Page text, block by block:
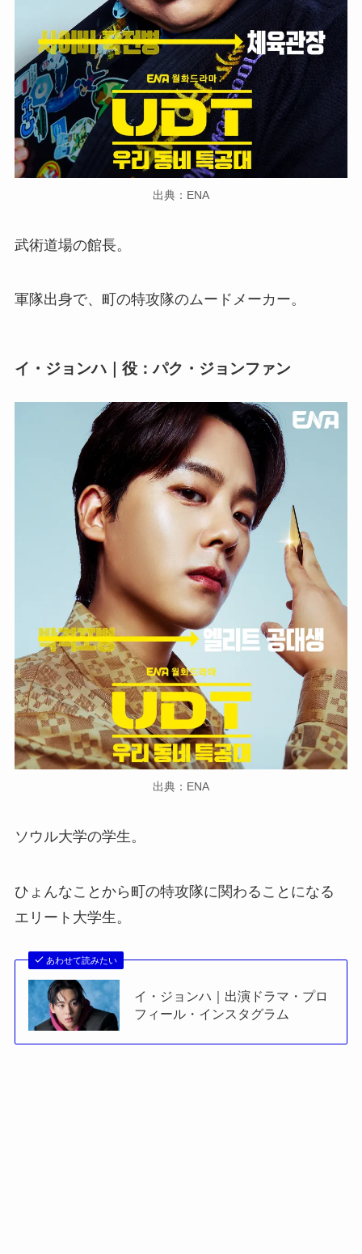
出典：ENA
武術道場の館長。
軍隊出身で、町の特攻隊のムードメーカー。
イ・ジョンハ｜役：パク・ジョンファン
出典：ENA
ソウル大学の学生。
ひょんなことから町の特攻隊に関わることになる
エリート大学生。
あわせて読みたい
イ・ジョンハ｜出演ドラマ・プロ
フィール・インスタグラム